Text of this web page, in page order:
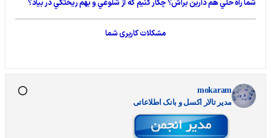
شما راه حلي هم دارين براش؟ چكار كنيم كه از شلوغي و بهم ريختگي در بياد؟
مشکلات کاربری شما
mokaram
مدير تالار اکسل و بانک اطلاعاتی